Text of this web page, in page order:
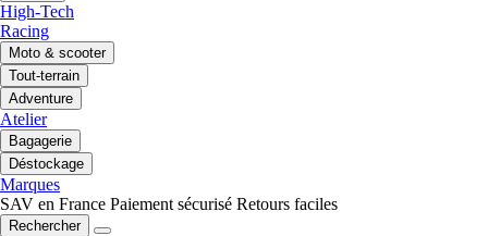
High-Tech
Racing
Moto & scooter
Tout-terrain
Adventure
Atelier
Bagagerie
Déstockage
Marques
SAV en France Paiement sécurisé Retours faciles
Rechercher